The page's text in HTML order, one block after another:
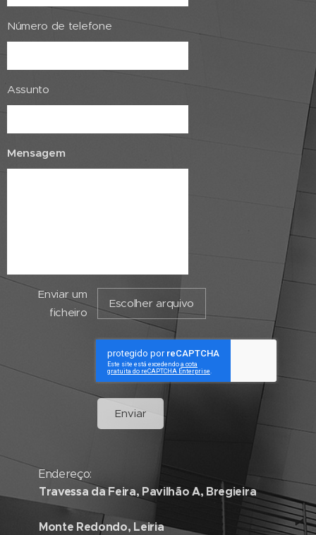
Número de telefone
Assunto
Mensagem
Enviar um
ficheiro
Escolher arquivo
Enviar
Endereço:
Travessa da Feira, Pavilhão A, Bregieira
Monte Redondo, Leiria